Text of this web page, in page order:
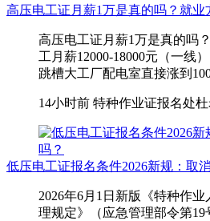
高压电工证月薪1万是真的吗？就业
高压电工证月薪1万是真的
工月薪12000-18000元（一线
跳槽大工厂配电室直接涨到
14小时前 特种作业证报名处
低压电工证报名条件2026新规：取
2026年6月1日新版《特种作
理规定》（应急管理部令第